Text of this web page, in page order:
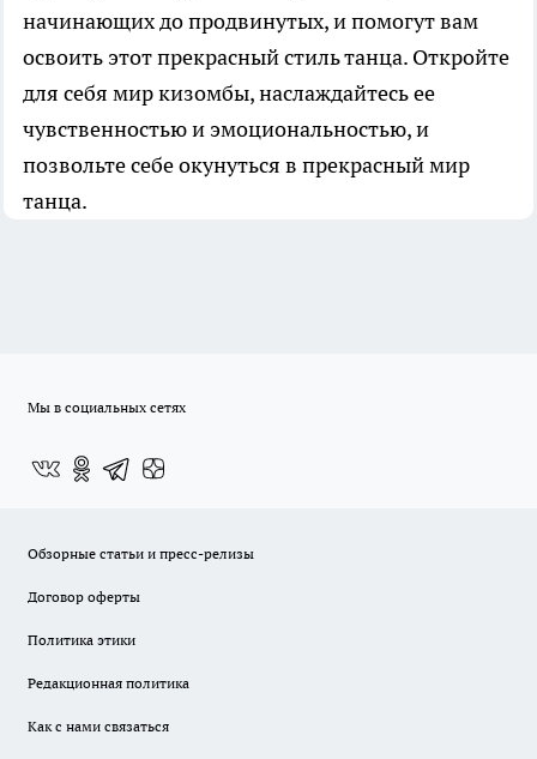
начинающих до продвинутых, и помогут вам
освоить этот прекрасный стиль танца. Откройте
для себя мир кизомбы, наслаждайтесь ее
чувственностью и эмоциональностью, и
позвольте себе окунуться в прекрасный мир
танца.
Мы в социальных сетях
Обзорные статьи и пресс-релизы
Договор оферты
Политика этики
Редакционная политика
Как с нами связаться